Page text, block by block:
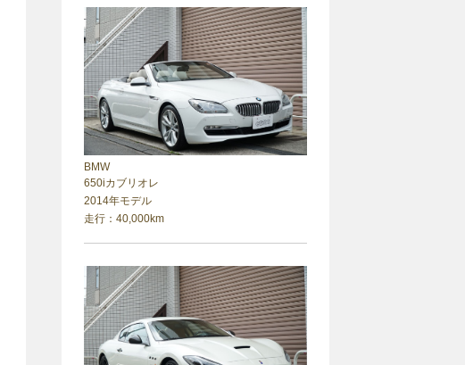
BMW
650iカブリオレ
2014年モデル
走行：40,000km